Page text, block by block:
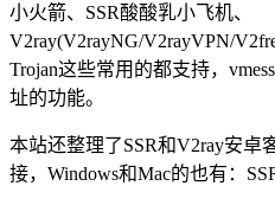
小火箭、SSR酸酸乳小飞机、
V2ray(V2rayNG/V2rayVPN/
Trojan这些常用的都支持，
址的功能。
本站还整理了SSR和V2ray安卓
接，Windows和Mac的也有：